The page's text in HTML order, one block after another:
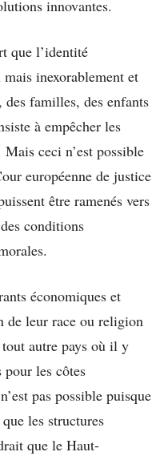
innovantes.
que l’identité
inexorablement et
familles, des enfants
à empêcher les
Mais ceci n’est possible
européenne de justice
être ramenés vers
conditions
économiques et
de leur race ou religion
autre pays où il y
pour les côtes
pas possible puisque
les structures
que le Haut-